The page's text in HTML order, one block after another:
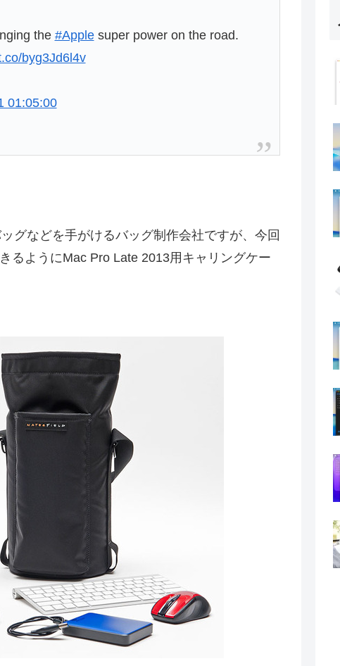
the #Applesuper power on the road.
byg3Jd6l4v
01:05:00
グなどを手がけるバッグ制作会社ですが、今回
るようにMac Pro Late 2013用キャリングケー